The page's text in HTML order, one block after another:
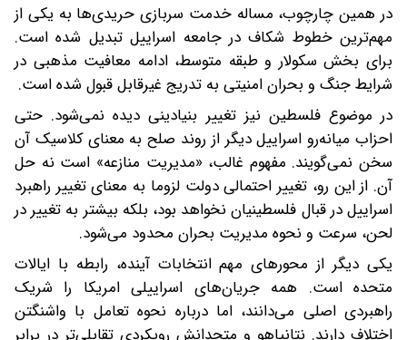
در همین چارچوب، مساله خدمت سربازی حریدی‌ها به یکی از
مهم‌ترین خطوط شکاف در جامعه اسراییل تبدیل شده است.
برای بخش سکولار و طبقه متوسط، ادامه معافیت مذهبی در
شرایط جنگ و بحران امنیتی به ‌تدریج غیرقابل ‌قبول شده است.
در موضوع فلسطین نیز تغییر بنیادینی دیده نمی‌شود. حتی
احزاب میانه‌رو اسراییل دیگر از روند صلح به معنای کلاسیک آن
سخن نمی‌گویند. مفهوم غالب، «مدیریت منازعه» است نه حل
آن. از این رو، تغییر احتمالی دولت لزوما به معنای تغییر راهبرد
اسراییل در قبال فلسطینیان نخواهد بود، بلکه بیشتر به تغییر در
لحن، سرعت و نحوه مدیریت بحران محدود می‌شود.
یکی دیگر از محورهای مهم انتخابات آینده، رابطه با ایالات
متحده است. همه جریان‌های اسراییلی امریکا را شریک
راهبردی اصلی می‌دانند، اما درباره نحوه تعامل با واشنگتن
اختلاف دارند. نتانیاهو و متحدانش رویکردی تقابلی‌تر در برابر